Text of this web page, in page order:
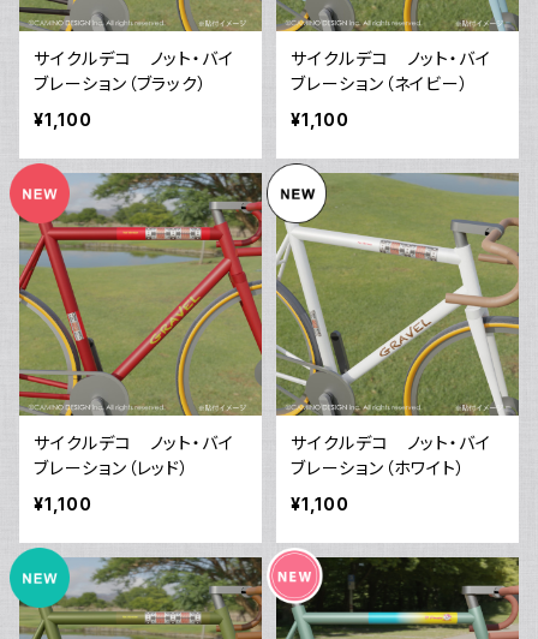
サイクルデコ ノット・バイ
ブレーション（ブラック）
¥1,100
サイクルデコ ノット・バイ
ブレーション（ネイビー）
¥1,100
サイクルデコ ノット・バイ
ブレーション（レッド）
¥1,100
サイクルデコ ノット・バイ
ブレーション（ホワイト）
¥1,100